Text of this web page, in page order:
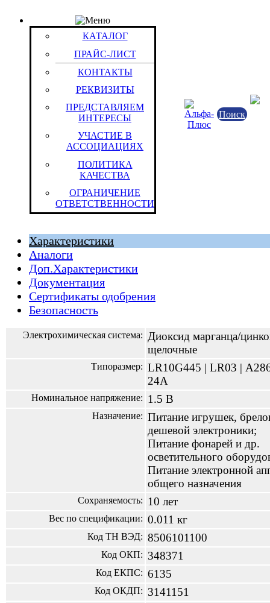
КАТАЛОГ
ПРАЙС-ЛИСТ
КОНТАКТЫ
РЕКВИЗИТЫ
ПРЕДСТАВЛЯЕМ
ИНТЕРЕСЫ
УЧАСТИЕ В
АССОЦИАЦИЯХ
ПОЛИТИКА
КАЧЕСТВА
ОГРАНИЧЕНИЕ
ОТВЕТСТВЕННОСТИ
Поиск
Товар: Эл.пит.Duracell LR 03 (MX 2400) ULTRA
Код товара: 13858
Королевство Бельгии
Штука (ОКЕИ:796)
Характеристики
Аналоги
Доп.Характеристики
Документация
Сертификаты одобрения
Безопасность
Электрохимическая система:
Диоксид марганца/
щелочные
Типоразмер: LR10G445 | LR03 |
24A
Номинальное напряжение: 1.5 В
Назначение: Питание игрушек,
дешевой электроники;
Питание фонарей и др.
осветительного
Питание электронной
общего назначения
Сохраняемость: 10 лет
Вес по спецификации: 0.011 кг
Код ТН ВЭД: 8506101100
Код ОКП: 348371
Код ЕКПС: 6135
Код ОКДП: 3141151